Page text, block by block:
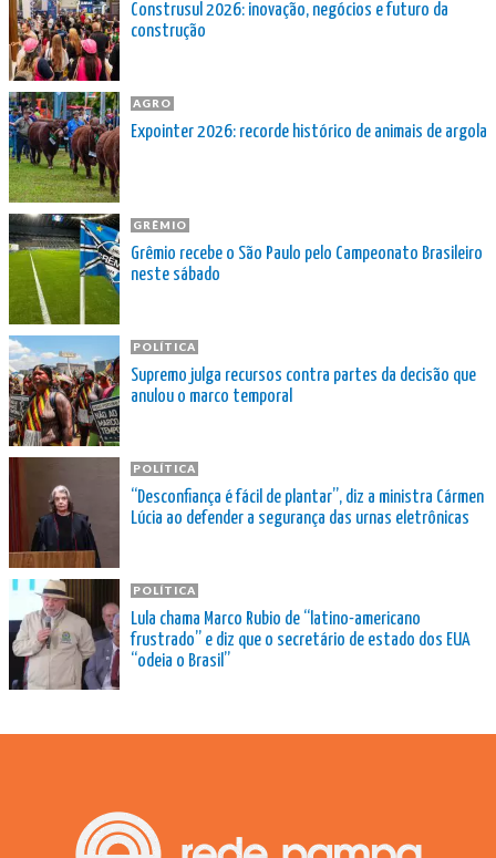
Construsul 2026: inovação, negócios e futuro da
construção
AGRO
Expointer 2026: recorde histórico de animais de argola
GRÊMIO
Grêmio recebe o São Paulo pelo Campeonato Brasileiro
neste sábado
POLÍTICA
Supremo julga recursos contra partes da decisão que
anulou o marco temporal
POLÍTICA
“Desconfiança é fácil de plantar”, diz a ministra Cármen
Lúcia ao defender a segurança das urnas eletrônicas
POLÍTICA
Lula chama Marco Rubio de “latino-americano
frustrado” e diz que o secretário de estado dos EUA
“odeia o Brasil”